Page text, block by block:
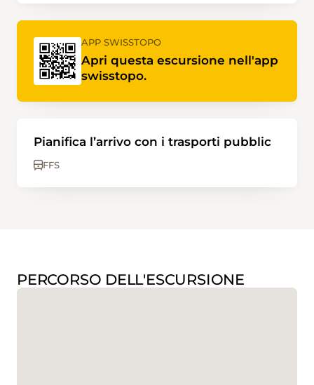
APP SWISSTOPO
Apri questa escursione nell'app
swisstopo.
Pianifica l’arrivo con i trasporti pubblic
FFS
PERCORSO DELL'ESCURSIONE